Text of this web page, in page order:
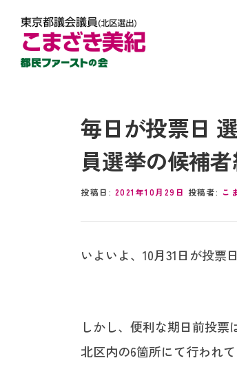
毎日が投票日
員選挙の候補
投稿日: 2021年10月29日 投稿者: こ
いよいよ、10月31日が投票
しかし、便利な期日前投
北区内の6箇所にて行われて